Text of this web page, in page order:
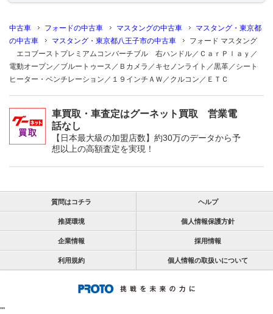
中古車 フォードの中古車 マスタングの中古車
マスタング・東京都
の中古車
マスタング・東京都八王子市の中古車
フォード マスタング
エコブーストプレミアムコンバーチブル 右ハンドル／ＣａｒＰｌａｙ／
電動オープン／ブルートゥース／Ｂカメラ／キセノンライト／黒革／シート
ヒーター・ベンチレーション／１９インチＡＷ／クルコン／ＥＴＣ
車買取・車査定はグーネット買取 営業電
話なし
【日本最大級の加盟店数】約30万のデータから予
想以上の高額査定を実現！
質問はコチラ ヘルプ
推奨環境 個人情報保護方針
企業情報 採用情報
利用規約 個人情報の取扱いについて
""